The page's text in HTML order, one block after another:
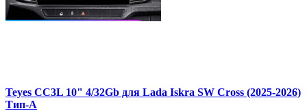
Teyes CC3L 10" 4/32Gb для Lada Iskra SW Cross (2025-2026)
Тип-A